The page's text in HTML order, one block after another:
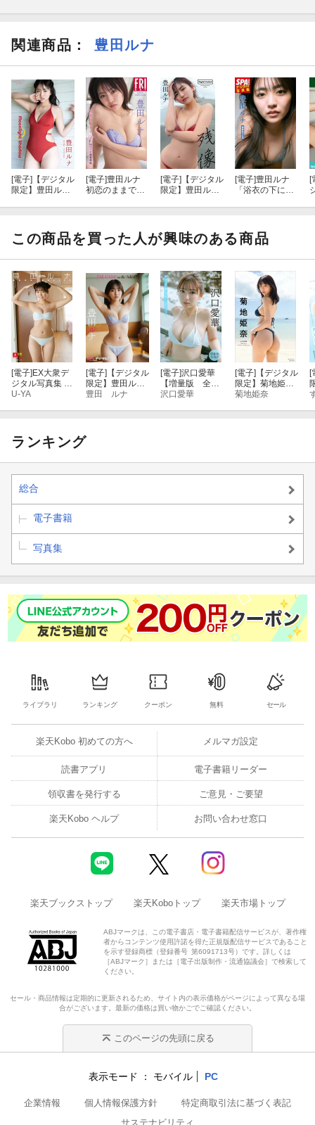
関連商品 ： 豊田ルナ
[電子] 【デジタル
限定】豊田ルナ
[電子]豊田ルナ
初恋のままで
Ｙデジタル写真
集
[電子] 【デジタル
限定】豊田ルナ
[電子]豊田ルナ
「浴衣の下に
[
この商品を買った人が興味のある商品
[電子] EX大衆デ
ジタル写真集 ：
67 豊田ルナ
U-YA
[電子] 【デジタル
限定】豊田ルナ
写真集2
豊田 ルナ
[電子]沢口愛華
【増量版 全５
０Ｐ】ヤンマガ
沢口愛華
[電子] 【デジタル
限定】菊地姫奈
写真集「ａｎｏ
菊地姫奈
[
ランキング
総合
電子書籍
写真集
ライブラリ ランキング クーポン 無料 セール
楽天Kobo 初めての方へ メルマガ設定
読書アプリ 電子書籍リーダー
領収書を発行する ご意見・ご要望
楽天Kobo ヘルプ お問い合わせ窓口
楽天ブックストップ 楽天Koboトップ 楽天市場トップ
ABJマークは、この電子書店・電子書籍配信サービスが、著作権
者からコンテンツ使用許諾を得た正規版配信サービスであること
を示す登録商標（登録番号 第6091713号）です。詳しくは
［ABJマーク］または［電子出版制作・流通協議会］で検索して
ください。
セール・商品情報は定期的に更新されるため、サイト内の表示価格がページによって異なる場
合がございます。最新の価格は買い物かごでご確認ください。
このページの先頭に戻る
表示モード モバイル PC
企業情報 個人情報保護方針
特定商取引法に基づく表記
サステナビリティ